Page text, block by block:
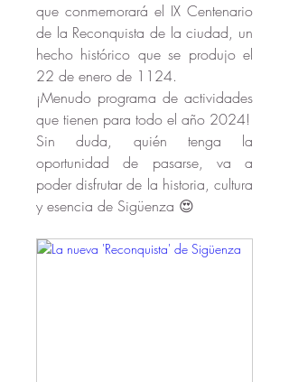
que conmemorará el IX Centenario
de la Reconquista de la ciudad, un
hecho histórico que se produjo el
22 de enero de 1124.
¡Menudo programa de actividades
que tienen para todo el año 2024!
Sin duda, quién tenga la
oportunidad de pasarse, va a
poder disfrutar de la historia, cultura
y esencia de Sigüenza 😍